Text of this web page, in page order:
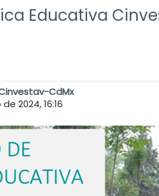
Educativa
CdMx
2024, 16:16